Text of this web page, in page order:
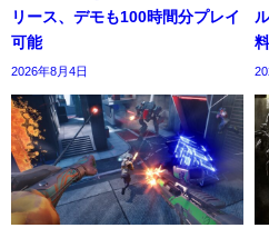
リース、デモも100時間分プレイ
可能
2026年8月4日